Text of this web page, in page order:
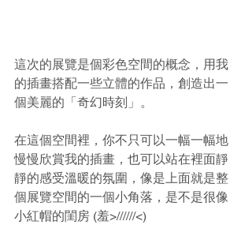
這次的展覽是個彩色空間的概念，用我
的插畫搭配一些立體的作品，創造出一
個美麗的「奇幻時刻」。
在這個空間裡，你不只可以一幅一幅地
慢慢欣賞我的插畫，也可以站在裡面靜
靜的感受溫暖的氛圍，像是上面就是整
個展覽空間的一個小角落，是不是很像
小紅帽的閨房 (羞>//////<)